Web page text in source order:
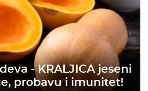
- KRALJICA jeseni
probavu i imunitet!